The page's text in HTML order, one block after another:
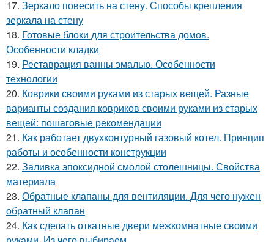
17. Зеркало повесить на стену. Способы крепления
зеркала на стену
18. Готовые блоки для строительства домов.
Особенности кладки
19. Реставрация ванны эмалью. Особенности
технологии
20. Коврики своими руками из старых вещей. Разные
варианты создания ковриков своими руками из старых
вещей: пошаговые рекомендации
21. Как работает двухконтурный газовый котел. Принцип
работы и особенности конструкции
22. Заливка эпоксидной смолой столешницы. Свойства
материала
23. Обратные клапаны для вентиляции. Для чего нужен
обратный клапан
24. Как сделать откатные двери межкомнатные своими